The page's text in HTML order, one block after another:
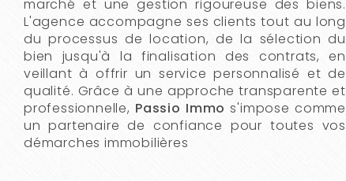
marché et une gestion rigoureuse des biens.
L'agence accompagne ses clients tout au long
du processus de location, de la sélection du
bien jusqu'à la finalisation des contrats, en
veillant à offrir un service personnalisé et de
qualité. Grâce à une approche transparente et
professionnelle, Passio Immo s'impose comme
un partenaire de confiance pour toutes vos
démarches immobilières